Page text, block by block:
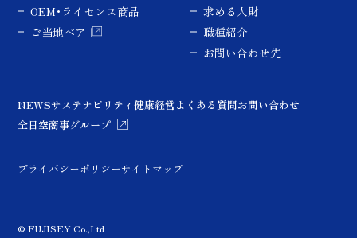
OEM･ライセンス商品
ご当地ベア
求める人財
職種紹介
お問い合わせ先
NEWSサステナビリティ健康経営よくある質問お問い合わせ
全日空商事グループ
プライバシーポリシーサイトマップ
© FUJISEY Co.,Ltd